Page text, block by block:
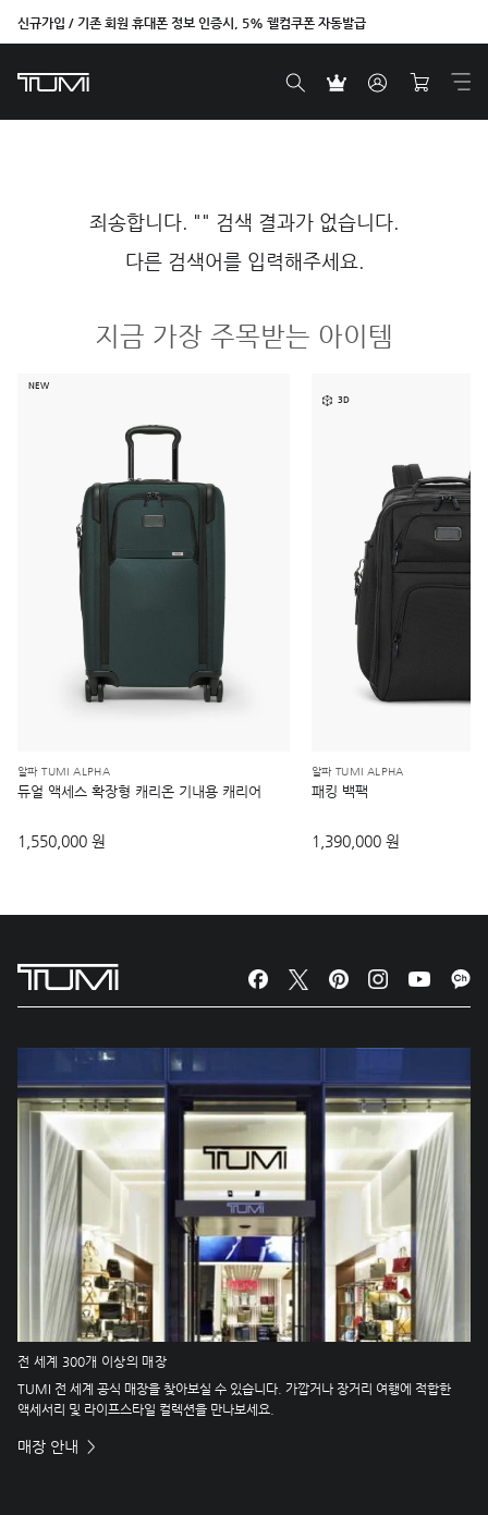
신규가입 / 기존 회원 휴대폰 정보 인증시, 5% 웰컴쿠폰 자동발급
죄송합니다. "" 검색 결과가 없습니다.
다른 검색어를 입력해주세요.
지금 가장 주목받는 아이템
NEW
알파 TUMI ALPHA
듀얼 액세스 확장형 캐리온 기내용 캐리어
1,550,000 원
3D
알파 TUMI ALPHA
패킹 백팩
1,390,000 원
전 세계 300개 이상의 매장
TUMI 전 세계 공식 매장을 찾아보실 수 있습니다. 가깝거나 장거리 여행에 적합한
액세서리 및 라이프스타일 컬렉션을 만나보세요.
매장 안내